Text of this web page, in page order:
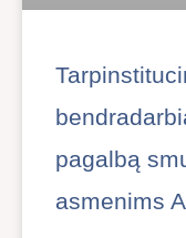
pagalbą
asmenims